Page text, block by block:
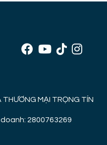
MẠI TRỌNG TÍN
2800763269